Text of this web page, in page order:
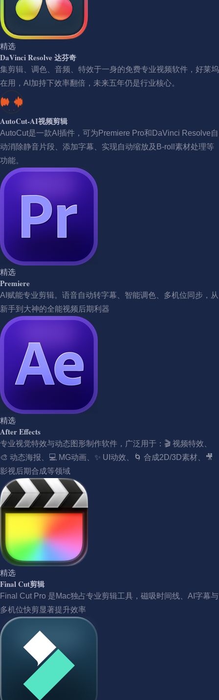
精选
DaVinci Resolve 达芬奇
集剪辑、调色、音频、特效于一身的免费专业视频软件，好莱坞
在用，AI加持下效率翻倍，未来五年仍是行业核心。
AutoCut-AI视频剪辑
AutoCut是一款AI插件，可为Premiere Pro和DaVinci Resolve自
动消除静音片段、添加字幕、实现自动缩放及B-roll素材处理等
功能。
精选
Premiere
AI赋能专业剪辑。语音自动转字幕、智能调色、多机位同步，从
新手到大神的全能视频后期利器
精选
After Effects
专业视觉特效与动态图形制作软件，广泛用于：🎬 视频特效、
🎨 动态海报、💻 MG动画、✨ UI动效、🌀 合成2D/3D素材、🎥
影视后期合成等领域
精选
Final Cut剪辑
Final Cut Pro 是Mac独占专业剪辑工具，磁吸时间线、AI字幕与
多机位快剪显著提升效率